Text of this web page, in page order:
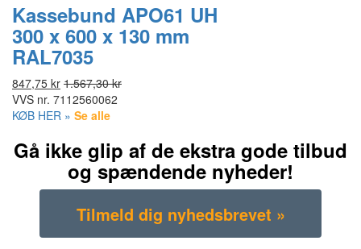
Kassebund APO61 UH
300 x 600 x 130 mm
RAL7035
847,75 kr 1.567,30 kr
VVS nr. 7112560062
KØB HER » Se alle
Gå ikke glip af de ekstra gode tilbud
og spændende nyheder!